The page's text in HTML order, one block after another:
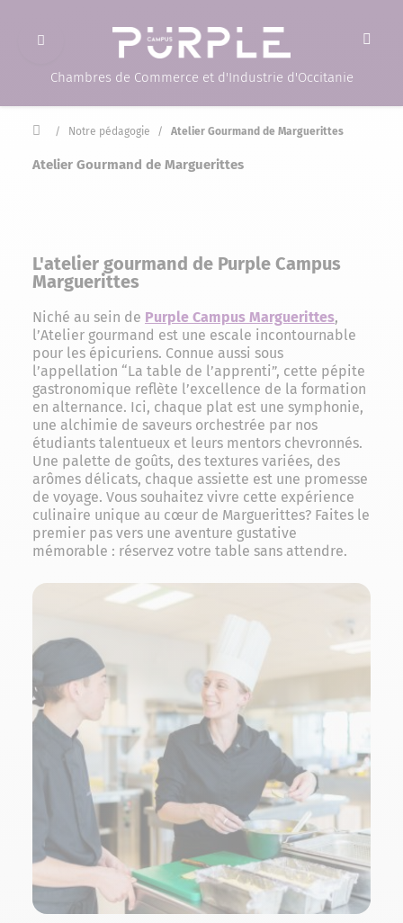
Ouvrir le menu
Chambres de Commerce et d'Industrie d'Occitanie
Accueil
/ Notre pédagogie / Atelier Gourmand de Marguerittes
Atelier Gourmand de Marguerittes
L'atelier gourmand de Purple Campus
Marguerittes
Niché au sein de Purple Campus Marguerittes,
l’Atelier gourmand est une escale incontournable
pour les épicuriens. Connue aussi sous
l’appellation “La table de l’apprenti”, cette pépite
gastronomique reflète l’excellence de la formation
en alternance. Ici, chaque plat est une symphonie,
une alchimie de saveurs orchestrée par nos
étudiants talentueux et leurs mentors chevronnés.
Une palette de goûts, des textures variées, des
arômes délicats, chaque assiette est une promesse
de voyage. Vous souhaitez vivre cette expérience
culinaire unique au cœur de Marguerittes? Faites le
premier pas vers une aventure gustative
mémorable : réservez votre table sans attendre.